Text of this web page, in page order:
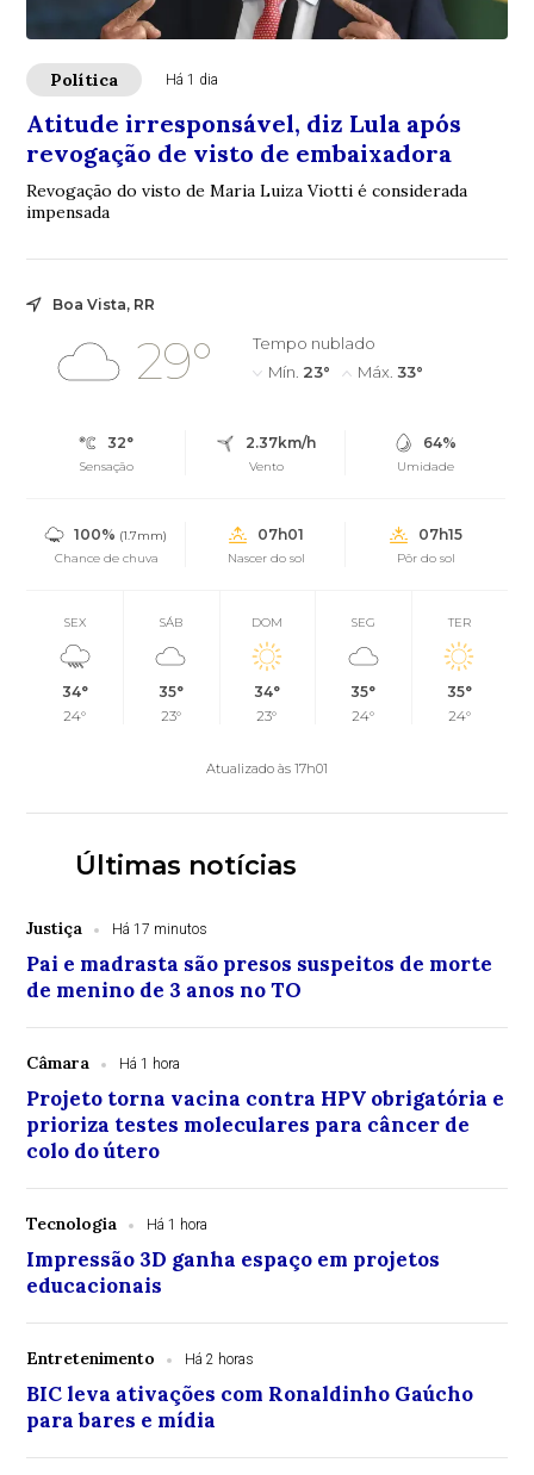
Política Há 1 dia
Atitude irresponsável, diz Lula após
revogação de visto de embaixadora
Revogação do visto de Maria Luiza Viotti é considerada
impensada
Boa Vista, RR
29°
Tempo nublado
Mín. 23° Máx. 33°
32°
Sensação
2.37km/h
Vento
64%
Umidade
100% (1.7mm)
Chance de chuva
07h01
Nascer do sol
07h15
Pôr do sol
SEX
34°
24°
SÁB
35°
23°
DOM
34°
23°
SEG
35°
24°
TER
35°
24°
Atualizado às 17h01
Últimas notícias
Justiça Há 17 minutos
Pai e madrasta são presos suspeitos de morte
de menino de 3 anos no TO
Câmara Há 1 hora
Projeto torna vacina contra HPV obrigatória e
prioriza testes moleculares para câncer de
colo do útero
Tecnologia Há 1 hora
Impressão 3D ganha espaço em projetos
educacionais
Entretenimento Há 2 horas
BIC leva ativações com Ronaldinho Gaúcho
para bares e mídia